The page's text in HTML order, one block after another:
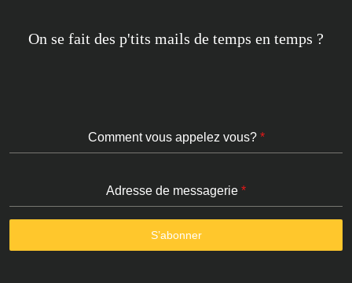
On se fait des p'tits mails de temps en temps ?
Comment vous appelez vous? *
Adresse de messagerie *
S’abonner